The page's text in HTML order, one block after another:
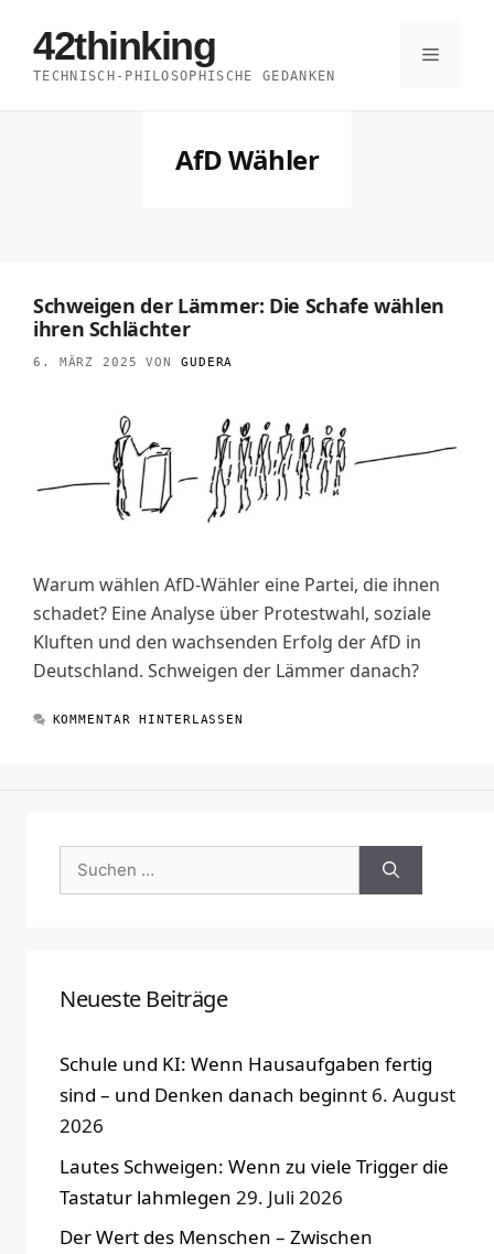
Inhalt
springen
42thinking
TECHNISCH-PHILOSOPHISCHE GEDANKEN
Menü
AfD Wähler
Schweigen der Lämmer: Die Schafe wählen
ihren Schlächter
6. MÄRZ 2025 VON GUDERA
Warum wählen AfD-Wähler eine Partei, die ihnen
schadet? Eine Analyse über Protestwahl, soziale
Kluften und den wachsenden Erfolg der AfD in
Deutschland. Schweigen der Lämmer danach?
KOMMENTAR HINTERLASSEN
Suchen
nach:
Neueste Beiträge
Schule und KI: Wenn Hausaufgaben fertig
sind – und Denken danach beginnt 6. August
2026
Lautes Schweigen: Wenn zu viele Trigger die
Tastatur lahmlegen 29. Juli 2026
Der Wert des Menschen – Zwischen